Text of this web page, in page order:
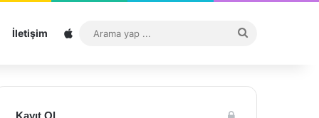
İletişim Sitemap
...
Kayıt Ol